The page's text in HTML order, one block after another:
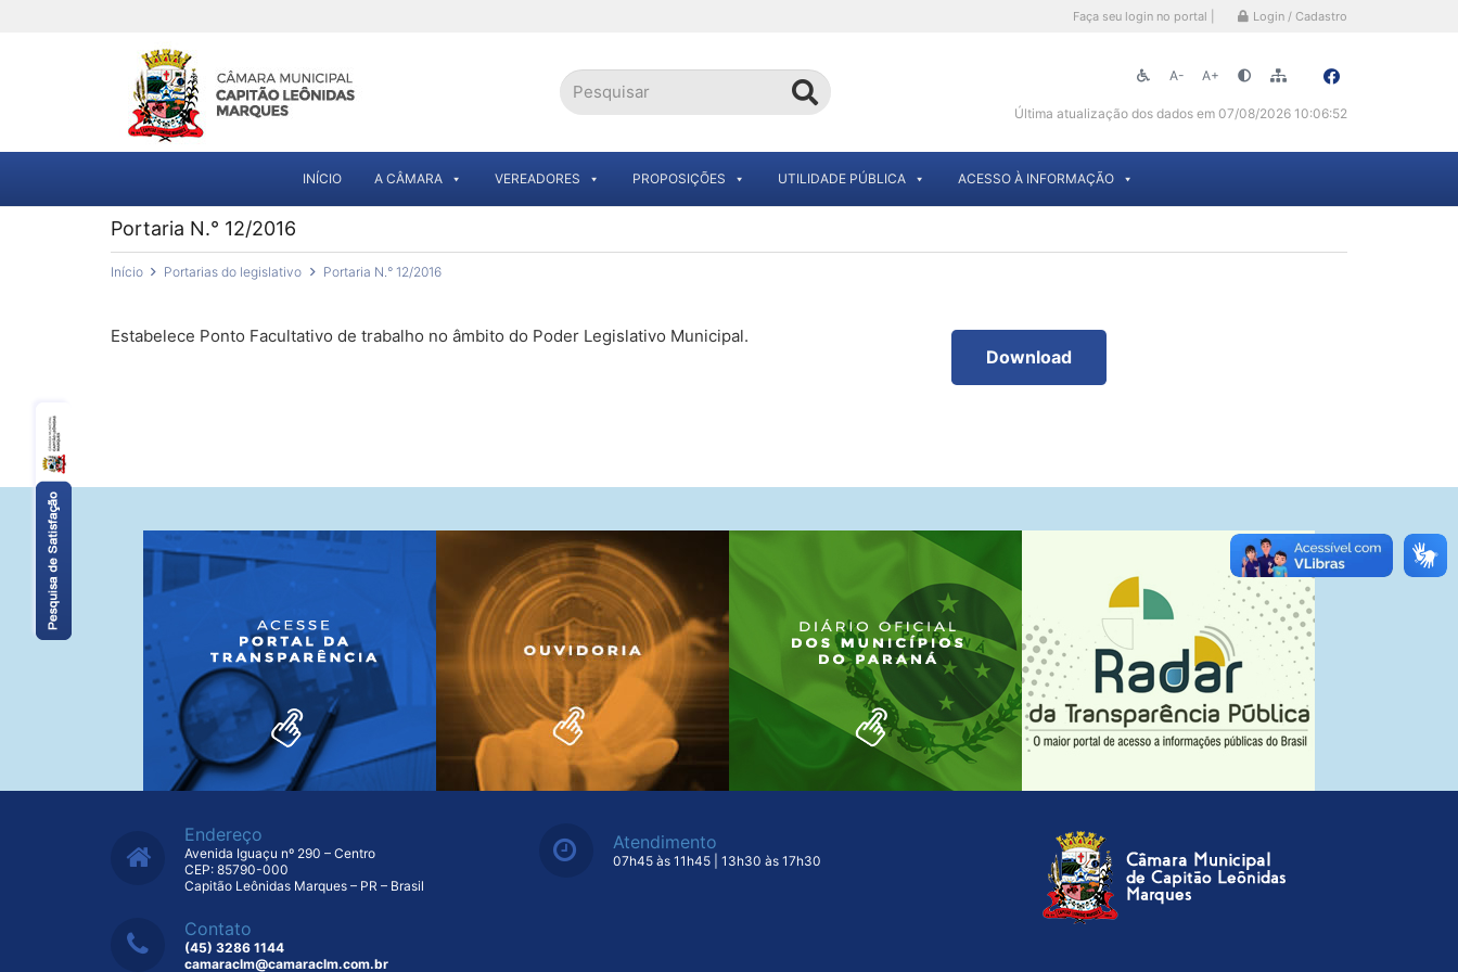
Faça seu login no portal | Login / Cadastro
A- A+
Última atualização dos dados em 07/08/2026 10:06:52
INÍCIO A CÂMARA VEREADORES PROPOSIÇÕES UTILIDADE PÚBLICA ACESSO À INFORMAÇÃO
Portaria N.° 12/2016
Início Portarias do legislativo Portaria N.° 12/2016
Estabelece Ponto Facultativo de trabalho no âmbito do Poder Legislativo Municipal.
Download
Endereço
Avenida Iguaçu nº 290 – Centro
CEP: 85790-000
Capitão Leônidas Marques – PR – Brasil
Contato
(45) 3286 1144
camaraclm@camaraclm.com.br
Atendimento
07h45 às 11h45 | 13h30 às 17h30